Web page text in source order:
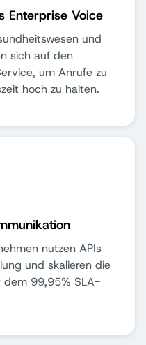
Enterprise Voice
und
sich auf den
um Anrufe zu
hoch zu halten.
nutzen APIs
und skalieren die
dem 99,95% SLA-